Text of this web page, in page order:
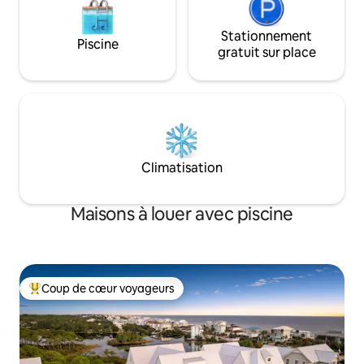
l'escapade côtière idéale.
Piscine
Stationnement
gratuit sur place
Climatisation
Maisons à louer avec piscine
Coup de cœur voyageurs parmi les plus aimés
Coup de cœur voyageurs